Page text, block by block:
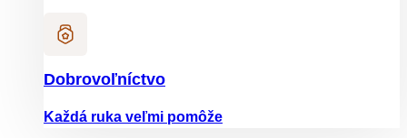
Dobrovoľníctvo
Každá ruka veľmi pomôže